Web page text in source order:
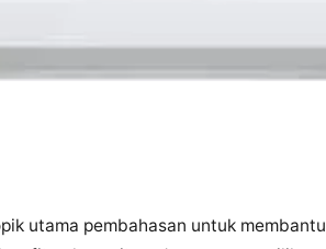
utama pembahasan untuk membantu